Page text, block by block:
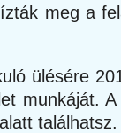
meg a
ülésére
munkáját.
találhatsz.